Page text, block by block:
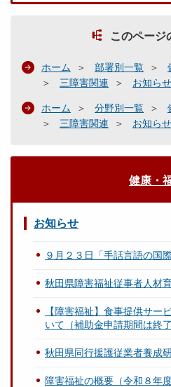
このページ
ホーム 部署別一覧
三障害関連
お知らせ
ホーム 分野別一覧
三障害関連
お知らせ
健康・
お知らせ
９月２３日「手話言語の国
秋田県障害福祉従事者人材
【障害福祉】食事提供サー
いて（補助金申請期間は終
秋田県同行援護従業者養成
障害福祉の概要（令和８年度